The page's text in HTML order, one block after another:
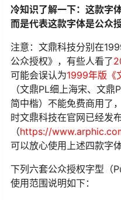
冷知识了解一下：这款字
而是代表这款字体是公众
注意：文鼎科技分别在
公众授权》，有些人看了
可能会误认为1999年版《
（文鼎PL细上海宋、文
简中楷）不能免费商用了
时文鼎科技在官网已经发
（https://
可以放心使用上述四款字
下列六套公众授权字型（
使用范围说明如下：